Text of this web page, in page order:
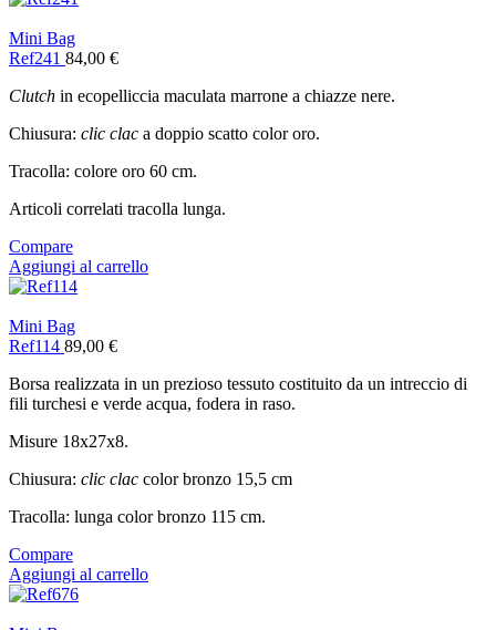
Mini Bag
Ref241 84,00 €
Clutch in ecopelliccia maculata marrone a chiazze nere.
Chiusura: clic clac a doppio scatto color oro.
Tracolla: colore oro 60 cm.
Articoli correlati tracolla lunga.
Compare
Aggiungi al carrello
Mini Bag
Ref114 89,00 €
Borsa realizzata in un prezioso tessuto costituito da un intreccio di
fili turchesi e verde acqua, fodera in raso.
Misure 18x27x8.
Chiusura: clic clac color bronzo 15,5 cm
Tracolla: lunga color bronzo 115 cm.
Compare
Aggiungi al carrello